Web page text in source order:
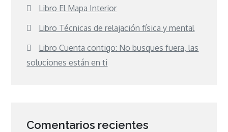
Libro El Mapa Interior
Libro Técnicas de relajación física y mental
Libro Cuenta contigo: No busques fuera, las
soluciones están en ti
Comentarios recientes